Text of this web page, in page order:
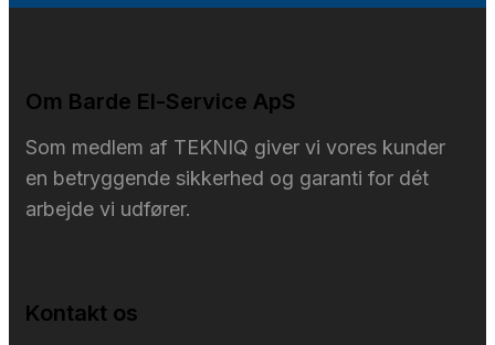
Om Barde El-Service ApS
Som medlem af TEKNIQ giver vi vores kunder
en betryggende sikkerhed og garanti for dét
arbejde vi udfører.
Kontakt os